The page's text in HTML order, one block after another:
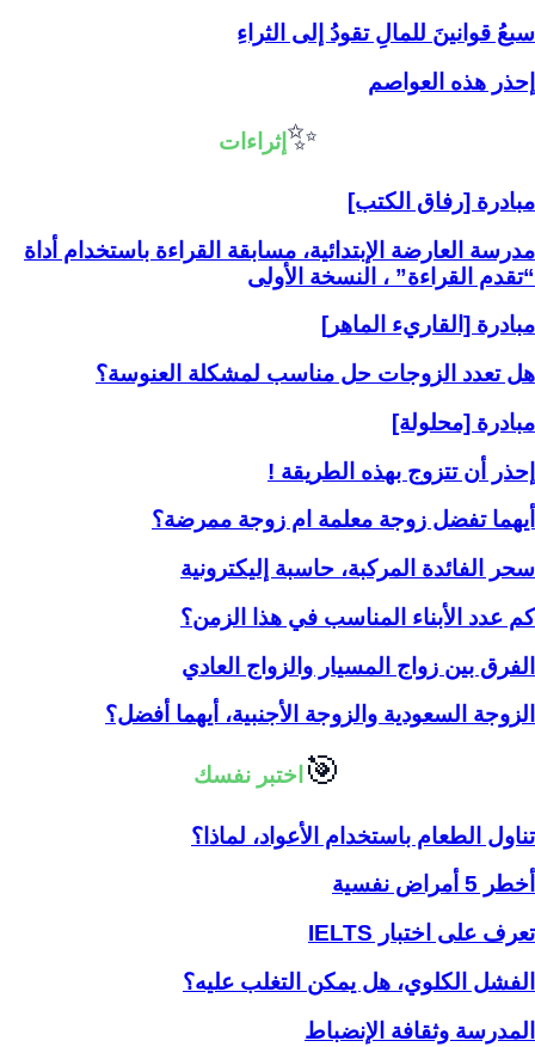
سبعُ قوانينَ للمالِ تقودُ إلى الثراءِ
إحذر هذه العواصم
✨إثراءات
مبادرة [رفاق الكتب]
مدرسة العارضة الإبتدائية، مسابقة القراءة باستخدام أداة
“تقدم القراءة” ، النسخة الأولى
مبادرة [القاريء الماهر]
هل تعدد الزوجات حل مناسب لمشكلة العنوسة؟
مبادرة [محلولة]
إحذر أن تتزوج بهذه الطريقة !
أيهما تفضل زوجة معلمة ام زوجة ممرضة؟
سحر الفائدة المركبة، حاسبة إليكترونية
كم عدد الأبناء المناسب في هذا الزمن؟
الفرق بين زواج المسيار والزواج العادي
الزوجة السعودية والزوجة الأجنبية، أيهما أفضل؟
🎯 اختبر نفسك
تناول الطعام باستخدام الأعواد، لماذا؟
أخطر 5 أمراض نفسية
تعرف على اختبار IELTS
الفشل الكلوي، هل يمكن التغلب عليه؟
المدرسة وثقافة الإنضباط